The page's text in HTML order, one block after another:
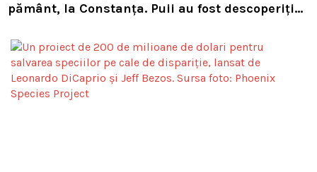
pământ, la Constanța. Puii au fost descoperiți